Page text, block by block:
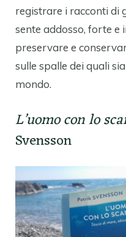
registrare i racconti di
sente addosso, forte e
preservare e
sulle spalle dei quali
mondo.
L’uomo con lo
Svensson